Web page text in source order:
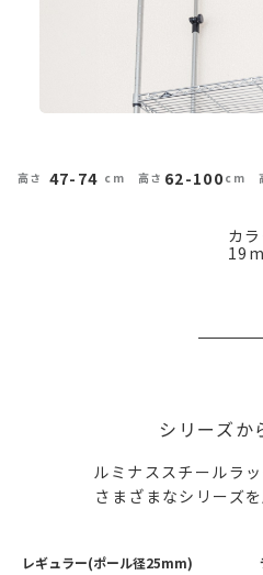
47-74 62-100
カ
シリーズか
ルミナススチールラ
さまざまなシリーズ
レギュラー(ポール径25mm)